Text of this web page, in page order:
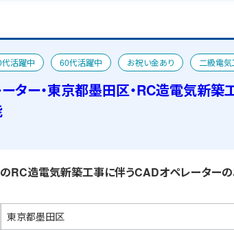
活躍中 60代活躍中 お祝い金あり 二級電
宿舎あり
ター・東京都墨田区・RC造電気新築
RC造電気新築工事に伴うCADオペレーターの
東京都墨田区